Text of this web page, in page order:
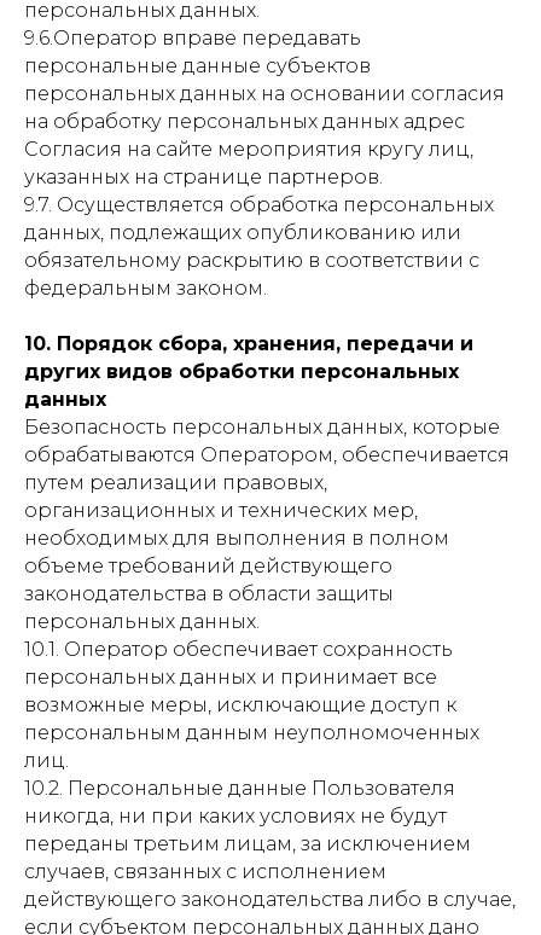
персональных данных.
9.6.Оператор вправе передавать
персональные данные субъектов
персональных данных на основании согласия
на обработку персональных данных адрес
Согласия на сайте мероприятия кругу лиц,
указанных на странице партнеров.
9.7. Осуществляется обработка персональных
данных, подлежащих опубликованию или
обязательному раскрытию в соответствии с
федеральным законом.
10. Порядок сбора, хранения, передачи и
других видов обработки персональных
данных
Безопасность персональных данных, которые
обрабатываются Оператором, обеспечивается
путем реализации правовых,
организационных и технических мер,
необходимых для выполнения в полном
объеме требований действующего
законодательства в области защиты
персональных данных.
10.1. Оператор обеспечивает сохранность
персональных данных и принимает все
возможные меры, исключающие доступ к
персональным данным неуполномоченных
лиц.
10.2. Персональные данные Пользователя
никогда, ни при каких условиях не будут
переданы третьим лицам, за исключением
случаев, связанных с исполнением
действующего законодательства либо в случае,
если субъектом персональных данных дано